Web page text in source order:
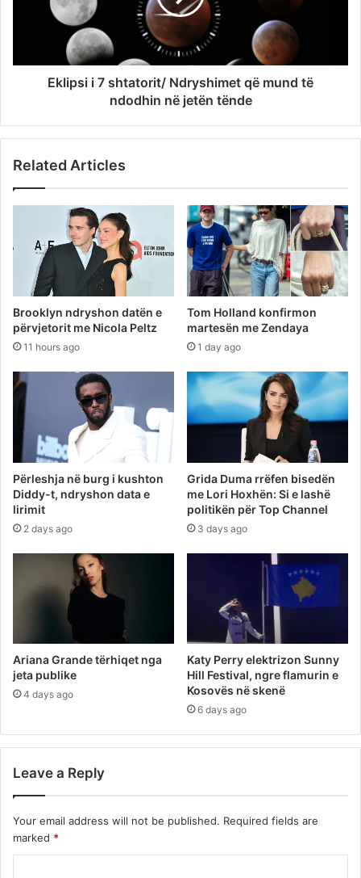
Eklipsi i 7 shtatorit/ Ndryshimet që mund të
ndodhin në jetën tënde
Related Articles
Brooklyn ndryshon datën e
përvjetorit me Nicola Peltz
11 hours ago
Tom Holland konfirmon
martesën me Zendaya
1 day ago
Përleshja në burg i kushton
Diddy-t, ndryshon data e
lirimit
2 days ago
Grida Duma rrëfen bisedën
me Lori Hoxhën: Si e lashë
politikën për Top Channel
3 days ago
Ariana Grande tërhiqet nga
jeta publike
4 days ago
Katy Perry elektrizon Sunny
Hill Festival, ngre flamurin e
Kosovës në skenë
6 days ago
Leave a Reply
Your email address will not be published. Required fields are
marked *